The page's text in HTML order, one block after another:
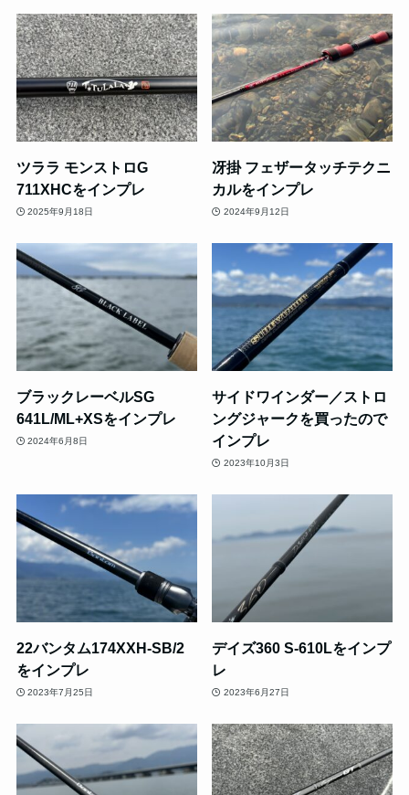
ツララ モンストロG
711XHCをインプレ
2025年9月18日
冴掛 フェザータッチテクニ
カルをインプレ
2024年9月12日
ブラックレーベルSG
641L/ML+XSをインプレ
2024年6月8日
サイドワインダー／ストロ
ングジャークを買ったので
インプレ
2023年10月3日
22バンタム174XXH-SB/2
をインプレ
2023年7月25日
デイズ360 S-610Lをインプ
レ
2023年6月27日